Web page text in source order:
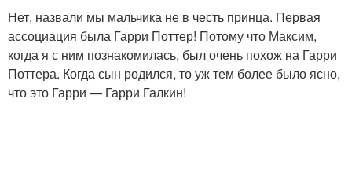
Нет, назвали мы мальчика не в честь принца. Первая
ассоциация была Гарри Поттер! Потому что Максим,
когда я с ним познакомилась, был очень похож на Гарри
Поттера. Когда сын родился, то уж тем более было ясно,
что это Гарри — Гарри Галкин!